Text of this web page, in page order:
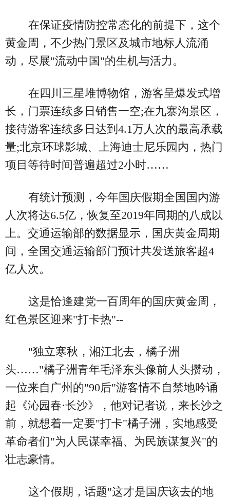
在保证疫情防控常态化的前提下，这个
黄金周，不少热门景区及城市地标人流涌
动，尽展"流动中国"的生机与活力。
在四川三星堆博物馆，游客呈爆发式增
长，门票连续多日销售一空;在九寨沟景区，
接待游客连续多日达到4.1万人次的最高承载
量;北京环球影城、上海迪士尼乐园内，热门
项目等待时间普遍超过2小时……
有统计预测，今年国庆假期全国国内游
人次将达6.5亿，恢复至2019年同期的八成以
上。交通运输部的数据显示，国庆黄金周期
间，全国交通运输部门预计共发送旅客超4
亿人次。
这是恰逢建党一百周年的国庆黄金周，
红色景区迎来"打卡热"--
"独立寒秋，湘江北去，橘子洲
头……"橘子洲青年毛泽东头像前人头攒动，
一位来自广州的"90后"游客情不自禁地吟诵
起《沁园春·长沙》，他对记者说，来长沙之
前，就想着一定要"打卡"橘子洲，实地感受
革命者们"为人民谋幸福、为民族谋复兴"的
壮志豪情。
这个假期，话题"这才是国庆该去的地